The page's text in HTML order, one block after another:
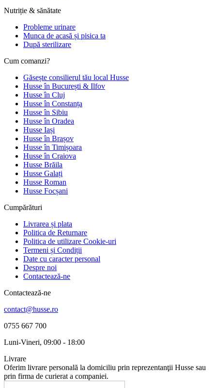
Nutriție & sănătate
Probleme urinare
Munca de acasă și pisica ta
După sterilizare
Cum comanzi?
Găsește consilierul tău local Husse
Husse în București & Ilfov
Husse în Cluj
Husse în Constanța
Husse în Sibiu
Husse în Oradea
Husse Iași
Husse în Brașov
Husse în Timișoara
Husse în Craiova
Husse Brăila
Husse Galați
Husse Roman
Husse Focșani
Cumpărături
Livrarea și plata
Politica de Returnare
Politica de utilizare Cookie-uri
Termeni și Condiții
Date cu caracter personal
Despre noi
Contactează-ne
Contactează-ne
contact@husse.ro
0755 667 700
Luni-Vineri, 09:00 - 18:00
Livrare
Oferim livrare personală la domiciliu prin reprezentanţii Husse sau
prin firma de curierat a companiei.